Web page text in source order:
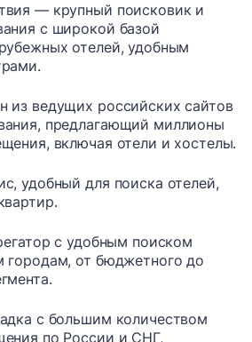
— крупный поисковик и
с широкой базой
отелей, удобным
из ведущих российских сайтов
предлагающий миллионы
включая отели и хостелы.
удобный для поиска отелей,
с удобным поиском
городам, от бюджетного до
с большим количеством
по России и СНГ,